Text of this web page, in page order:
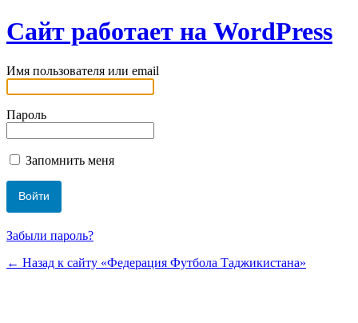
Сайт работает на WordPress
Имя пользователя или email
Пароль
Запомнить меня
Забыли пароль?
← Назад к сайту «Федерация Футбола Таджикистана»